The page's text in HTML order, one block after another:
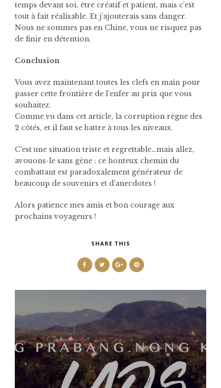
temps devant soi, être créatif et patient, mais c’est
tout à fait réalisable. Et j’ajouterais sans danger.
Nous ne sommes pas en Chine, vous ne risquez pas
de finir en détention.
Conclusion
Vous avez maintenant toutes les clefs en main pour
passer cette frontière de l’enfer au prix que vous
souhaitez.
Comme vu dans cet article, la corruption règne des
2 côtés, et il faut se battre à tous les niveaux.
C’est une situation triste et regrettable…mais allez,
avouons-le sans gène : ce honteux chemin du
combattant est paradoxalement générateur de
beaucoup de souvenirs et d’anecdotes !
Alors patience mes amis et bon courage aux
prochains voyageurs !
SHARE THIS